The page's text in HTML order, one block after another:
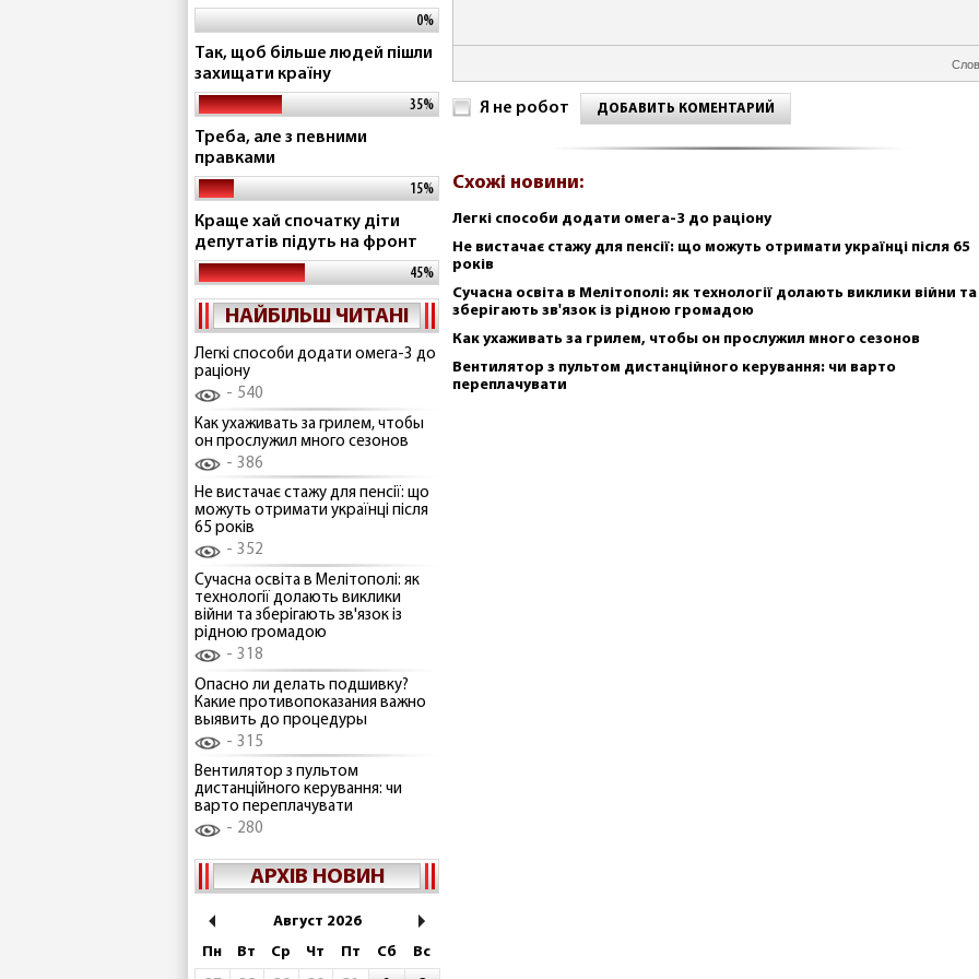
0%
Так, щоб більше людей пішли
захищати країну
35%
Треба, але з певними
правками
15%
Краще хай спочатку діти
депутатів підуть на фронт
45%
НАЙБІЛЬШ ЧИТАНІ
Легкі способи додати омега-3 до
раціону
540
Как ухаживать за грилем, чтобы
он прослужил много сезонов
386
Не вистачає стажу для пенсії: що
можуть отримати українці після
65 років
352
Сучасна освіта в Мелітополі: як
технології долають виклики
війни та зберігають зв'язок із
рідною громадою
318
Опасно ли делать подшивку?
Какие противопоказания важно
выявить до процедуры
315
Вентилятор з пультом
дистанційного керування: чи
варто переплачувати
280
АРХІВ НОВИН
Август 2026
Пн
Вт Ср Чт Пт Сб
Вс
Я не робот ДОБАВИТЬ КОМЕНТАРИЙ
Схожі новини:
Легкі способи додати омега-3 до раціону
Не вистачає стажу для пенсії: що можуть отримати українці після 65
років
Сучасна освіта в Мелітополі: як технології долають виклики війни та
зберігають зв'язок із рідною громадою
Как ухаживать за грилем, чтобы он прослужил много сезонов
Вентилятор з пультом дистанційного керування: чи варто
переплачувати